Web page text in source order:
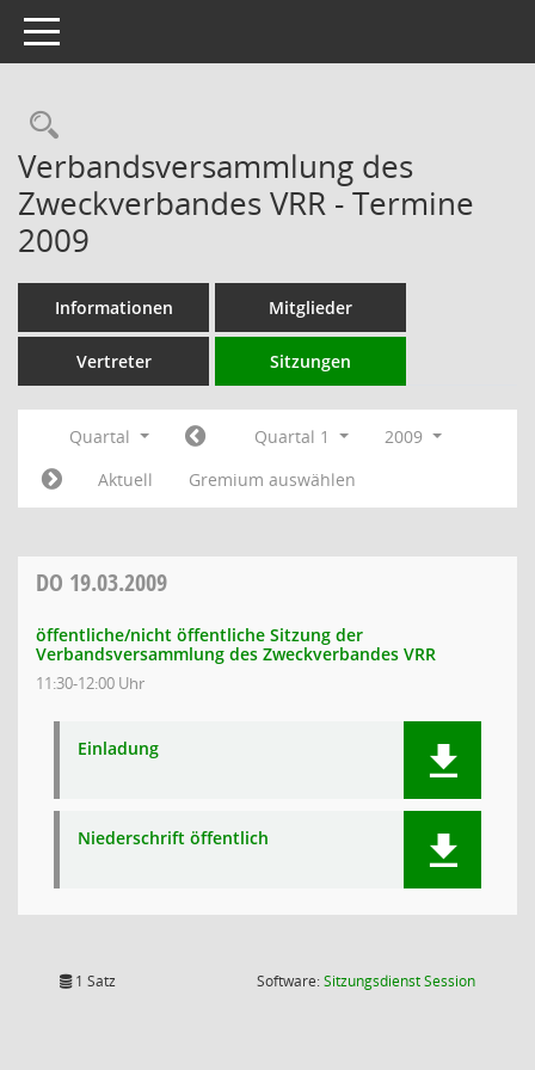
Toggle navigation
Rechercheauswahl
Verbandsversammlung des
Zweckverbandes VRR - Termine
2009
Informationen Mitglieder
Vertreter Sitzungen
Quartal Quartal 1
2009
Aktuell
Gremium auswählen
DO 19.03.2009
öffentliche/nicht öffentliche Sitzung der
Verbandsversammlung des Zweckverbandes VRR
11:30-12:00 Uhr
Einladung
Niederschrift öffentlich
1 Satz Software:SitzungsdienstSession(Wird in